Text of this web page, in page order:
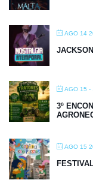
AGO 14
AGO 15 -
3º
AGO 15